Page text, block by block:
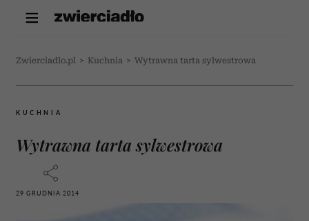
Zwierciadlo.pl > Kuchnia > Wytrawna tarta sylwestrowa
KUCHNIA
Wytrawna tarta sylwestrowa
29 GRUDNIA 2014